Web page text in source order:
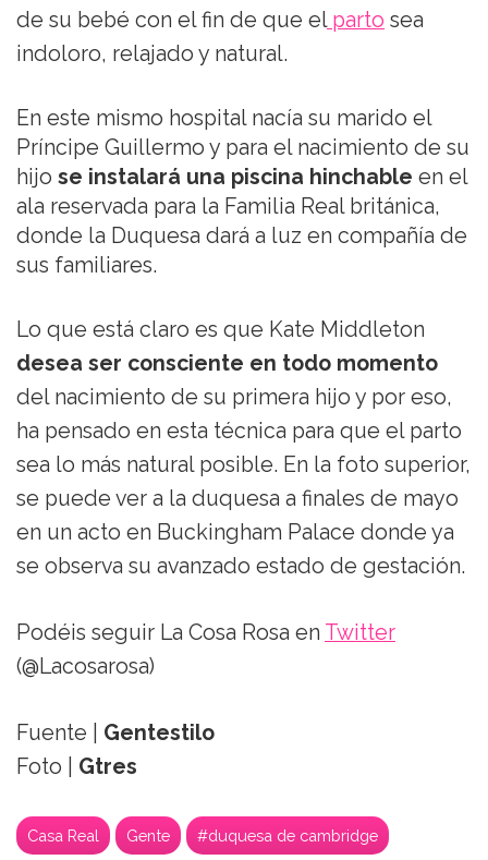
de su bebé con el fin de que elparto sea
indoloro, relajado y natural.
En este mismo hospital nacía su marido el
Príncipe Guillermo y para el nacimiento de su
hijo se instalará una piscina hinchable en el
ala reservada para la Familia Real británica,
donde la Duquesa dará a luz en compañía de
sus familiares.
Lo que está claro es que Kate Middleton
desea ser consciente en todo momento
del nacimiento de su primera hijo y por eso,
ha pensado en esta técnica para que el parto
sea lo más natural posible. En la foto superior,
se puede ver a la duquesa a finales de mayo
en un acto en Buckingham Palace donde ya
se observa su avanzado estado de gestación.
Podéis seguir La Cosa Rosa en Twitter
(@Lacosarosa)
Fuente | Gentestilo
Foto | Gtres
Casa Real Gente #duquesa de cambridge